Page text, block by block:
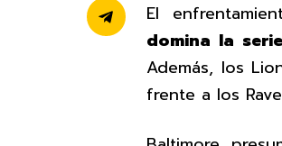
El
domina la
Además, los
frente a los